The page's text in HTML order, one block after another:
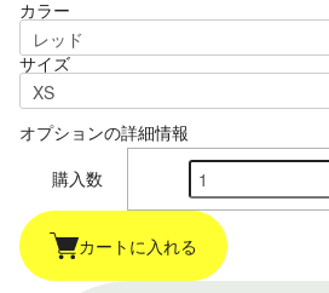
カラー
サイズ
オプションの詳細情報
購入数
カートに入れる